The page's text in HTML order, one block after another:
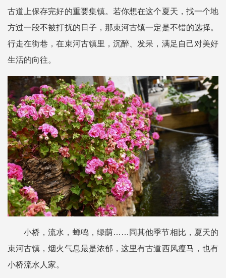
古道上保存完好的重要集镇。若你想在这个夏天，找一个地
方过一段不被打扰的日子，那束河古镇一定是不错的选择。
行走在街巷，在束河古镇里，沉醉、发呆，满足自己对美好
生活的向往。
小桥，流水，蝉鸣，绿荫……同其他季节相比，夏天的
束河古镇，烟火气息最是浓郁，这里有古道西风瘦马，也有
小桥流水人家。